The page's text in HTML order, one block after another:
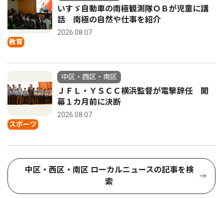
教育
いすゞ自動車の南極観測隊ＯＢが児童に講
話 南極の自然や仕事を紹介
2026.08.07
スポーツ
中区・西区・南区
ＪＦＬ・ＹＳＣＣ横浜監督が電撃辞任 開
幕１カ月前に決断
2026.08.07
中区・西区・南区 ローカルニュースの記事を検
索